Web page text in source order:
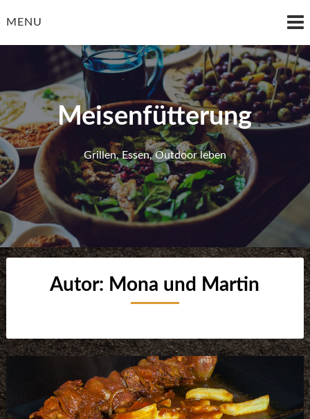
toMENU
Meisenfütterung
Grillen, Essen, Outdoor leben
Autor: Mona und Martin